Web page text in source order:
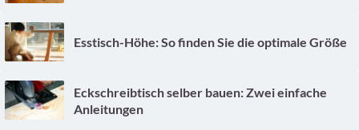
Esstisch-Höhe: So finden Sie die optimale Größe
Eckschreibtisch selber bauen: Zwei einfache
Anleitungen